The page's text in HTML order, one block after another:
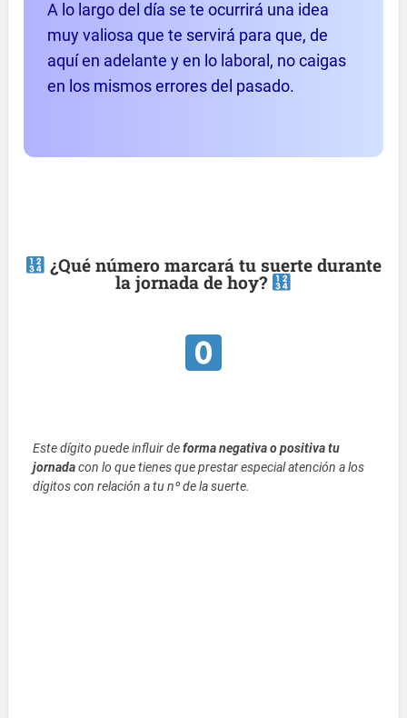
A lo largo del día se te ocurrirá una idea
muy valiosa que te servirá para que, de
aquí en adelante y en lo laboral, no caigas
en los mismos errores del pasado.
¿Qué número marcará tu suerte durante
la jornada de hoy?
Este dígito puede influir deforma negativa o positiva tu
jornadacon lo que tienes que prestar especial atención a los
dígitos con relación a tu nº de la suerte.